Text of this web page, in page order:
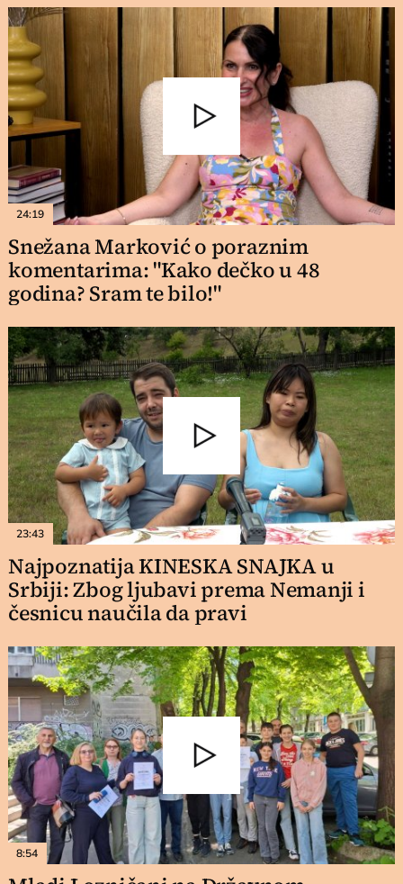
24:19
Snežana Marković o poraznim
komentarima: "Kako dečko u 48
godina? Sram te bilo!"
23:43
Najpoznatija KINESKA SNAJKA u
Srbiji: Zbog ljubavi prema Nemanji i
česnicu naučila da pravi
8:54